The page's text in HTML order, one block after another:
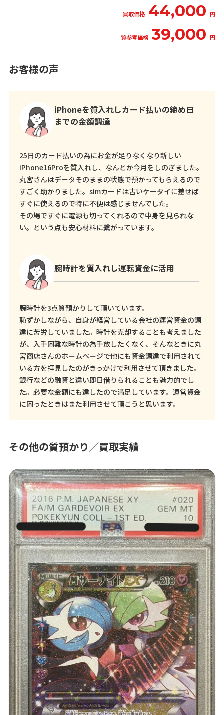
買取価格 44,000 円
質参考価格 39,000 円
お客様の声
iPhoneを質入れしカード払いの締め日
までの金額調達
25日のカード払いの為にお金が足りなくなり新しい
iPhone16Proを質入れし、なんとか今月をしのぎました。
丸宮さんはデータそのままの状態で預かってもらえるので
すごく助かりました。simカードは古いケータイに差せば
すぐに使えるので特に不便は感じませんでした。
その場ですぐに電源も切ってくれるので中身を見られな
い。という点も安心材料に繋がっています。
腕時計を質入れし運転資金に活用
腕時計を3点質預かりして頂いています。
恥ずかしながら、自身が経営している会社の運営資金の調
達に苦労していました。時計を売却することも考えました
が、入手困難な時計の為手放したくなく、そんなときに丸
宮商店さんのホームページで他にも資金調達で利用されて
いる方を拝見したのがきっかけで利用させて頂きました。
銀行などの融資と違い即日借りられることも魅力的でし
た。必要な金額にも達したので満足しています。運営資金
に困ったときはまた利用させて頂こうと思います。
その他の質預かり／買取実績